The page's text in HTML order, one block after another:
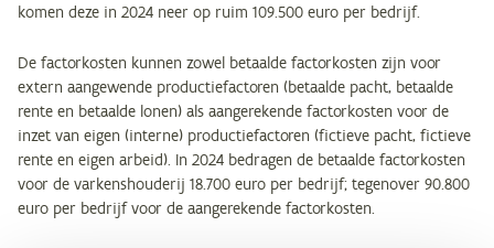
komen deze in 2024 neer op ruim 109.500 euro per bedrijf.
De factorkosten kunnen zowel betaalde factorkosten zijn voor
extern aangewende productiefactoren (betaalde pacht, betaalde
rente en betaalde lonen) als aangerekende factorkosten voor de
inzet van eigen (interne) productiefactoren (fictieve pacht, fictieve
rente en eigen arbeid). In 2024 bedragen de betaalde factorkosten
voor de varkenshouderij 18.700 euro per bedrijf; tegenover 90.800
euro per bedrijf voor de aangerekende factorkosten.